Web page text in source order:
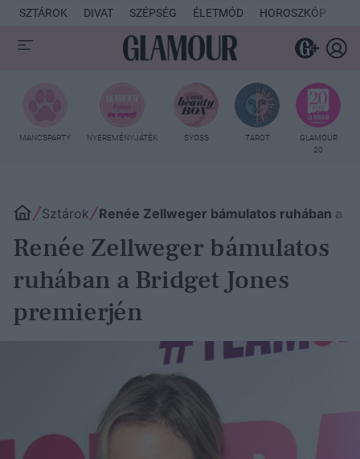
SZTÁROK DIVAT SZÉPSÉG ÉLETMÓD HOROSZKÓP
MANCSPARTY NYEREMÉNYJÁTÉK SYOSS TAROT
GLAMOUR
20
Sztárok Renée Zellweger bámulatos ruhában a
Renée Zellweger bámulatos
ruhában a Bridget Jones
premierjén